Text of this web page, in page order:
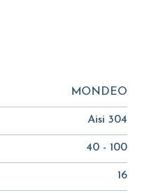
MONDEO
Aisi 304
40 - 100
16